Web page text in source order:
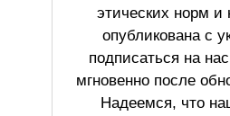
этических норм и
опубликована с
подписаться на
мгновенно после
Надеемся, что